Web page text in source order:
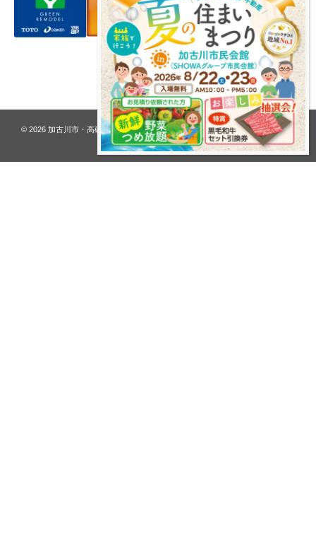
プライバシーポリシー
© 2026 加古川市・高砂市 夢リフォーム ウオハシ – 創業128年の老舗. All rights
reserved.